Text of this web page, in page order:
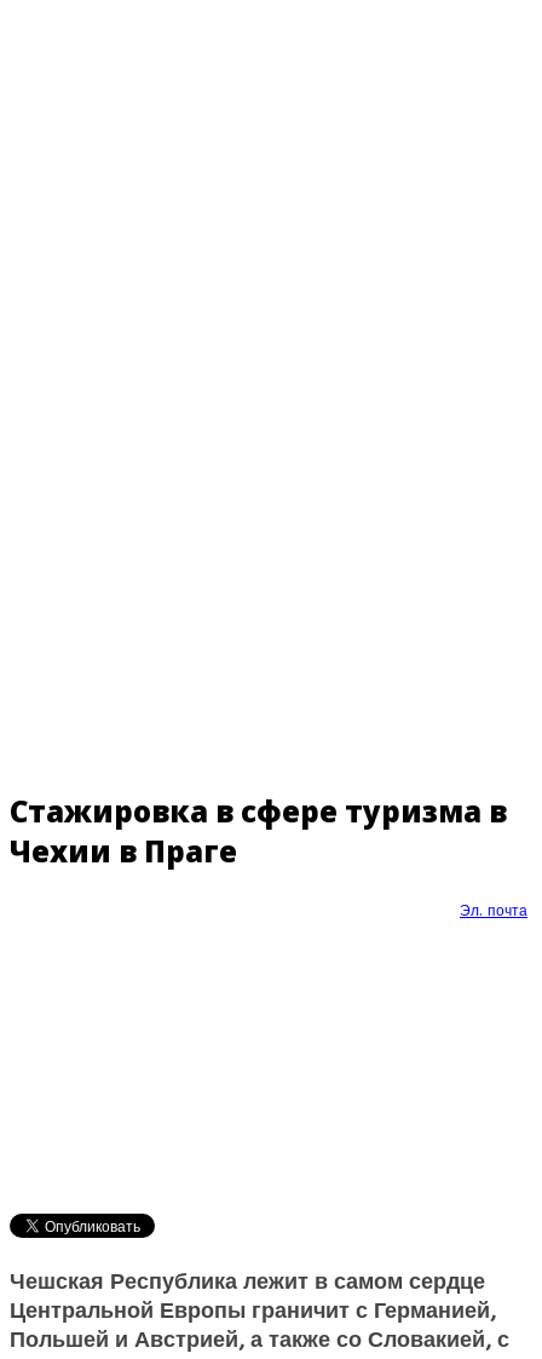
Стажировка в сфере туризма в
Чехии в Праге
Эл. почта
Чешская Республика лежит в самом сердце
Центральной Европы граничит с Германией,
Польшей и Австрией, а также со Словакией, с